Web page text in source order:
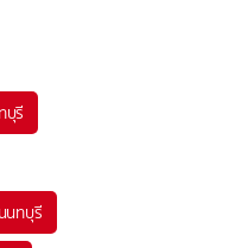
บุรี
นทบุรี